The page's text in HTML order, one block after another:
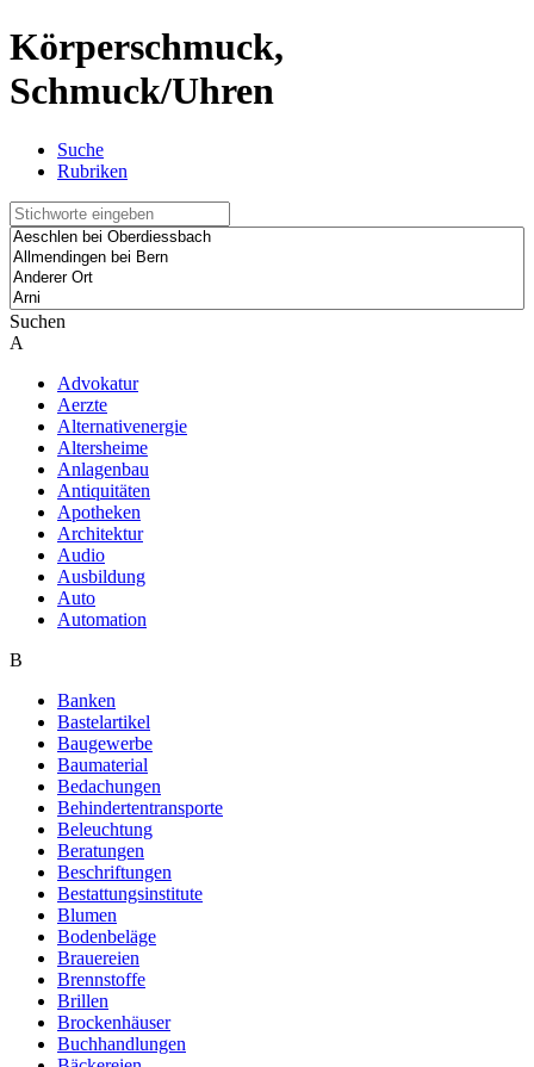
Körperschmuck,
Schmuck/Uhren
Suche
Rubriken
Suchen
A
Advokatur
Aerzte
Alternativenergie
Altersheime
Anlagenbau
Antiquitäten
Apotheken
Architektur
Audio
Ausbildung
Auto
Automation
B
Banken
Bastelartikel
Baugewerbe
Baumaterial
Bedachungen
Behindertentransporte
Beleuchtung
Beratungen
Beschriftungen
Bestattungsinstitute
Blumen
Bodenbeläge
Brauereien
Brennstoffe
Brillen
Brockenhäuser
Buchhandlungen